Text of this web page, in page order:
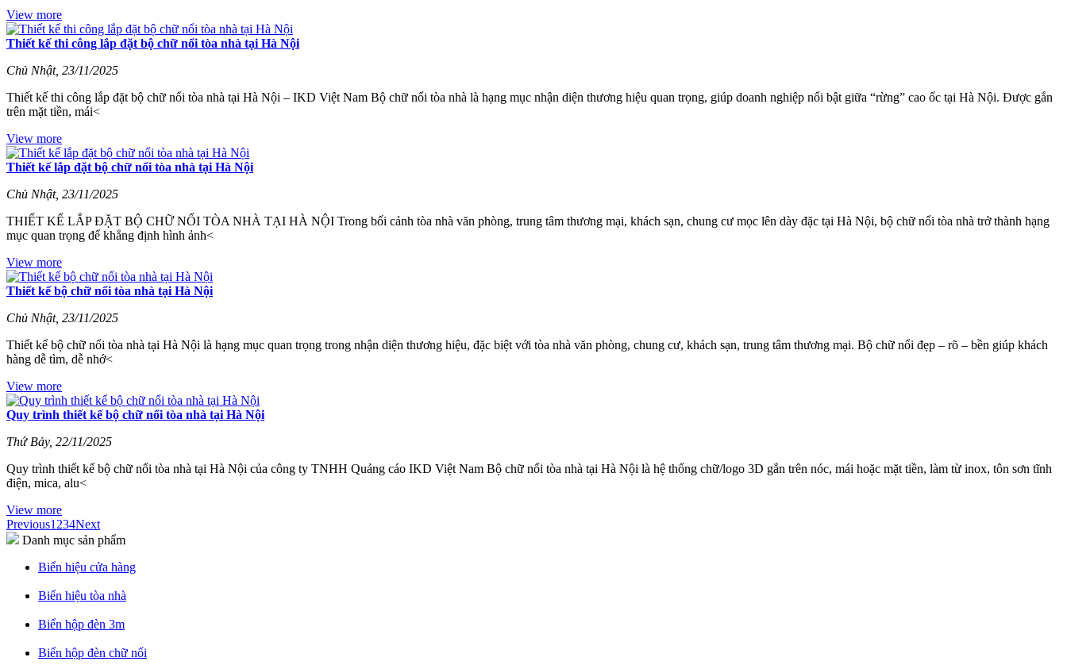
View more
Thiết kế thi công lắp đặt bộ chữ nổi tòa nhà tại Hà Nội
Chủ Nhật, 23/11/2025
Thiết kế thi công lắp đặt bộ chữ nổi tòa nhà tại Hà Nội – IKD Việt Nam Bộ chữ nổi tòa nhà là hạng mục nhận diện thương hiệu quan trọng, giúp doanh nghiệp nổi bật giữa “rừng” cao ốc tại Hà Nội. Được gắn
trên mặt tiền, mái<
View more
Thiết kế lắp đặt bộ chữ nổi tòa nhà tại Hà Nội
Chủ Nhật, 23/11/2025
THIẾT KẾ LẮP ĐẶT BỘ CHỮ NỔI TÒA NHÀ TẠI HÀ NỘI Trong bối cảnh tòa nhà văn phòng, trung tâm thương mại, khách sạn, chung cư mọc lên dày đặc tại Hà Nội, bộ chữ nổi tòa nhà trở thành hạng
mục quan trọng để khẳng định hình ảnh<
View more
Thiết kế bộ chữ nổi tòa nhà tại Hà Nội
Chủ Nhật, 23/11/2025
Thiết kế bộ chữ nổi tòa nhà tại Hà Nội là hạng mục quan trọng trong nhận diện thương hiệu, đặc biệt với tòa nhà văn phòng, chung cư, khách sạn, trung tâm thương mại. Bộ chữ nổi đẹp – rõ – bền giúp khách
hàng dễ tìm, dễ nhớ<
View more
Quy trình thiết kế bộ chữ nổi tòa nhà tại Hà Nội
Thứ Bảy, 22/11/2025
Quy trình thiết kế bộ chữ nổi tòa nhà tại Hà Nội của công ty TNHH Quảng cáo IKD Việt Nam Bộ chữ nổi tòa nhà tại Hà Nội là hệ thống chữ/logo 3D gắn trên nóc, mái hoặc mặt tiền, làm từ inox, tôn sơn tĩnh
điện, mica, alu<
View more
Previous1 234Next
Danh mục sản phẩm
Biển hiệu cửa hàng
Biển hiệu tòa nhà
Biển hộp đèn 3m
Biển hộp đèn chữ nổi